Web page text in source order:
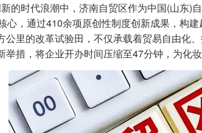
的时代浪潮中，济南自贸区作为中国(山东)
心，通过410余项原创性制度创新成果，构
里的改革试验田，不仅承载着贸易自由化
举措，将企业开办时间压缩至47分钟，为化